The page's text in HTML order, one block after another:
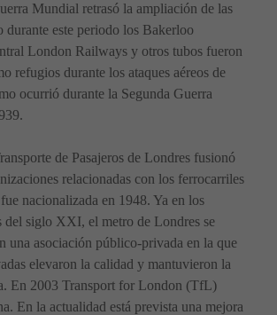
Mundial retrasó la ampliación de las
durante este periodo los Bakerloo
London Railways y otros tubos fueron
refugios durante los ataques aéreos de
ocurrió durante la Segunda Guerra
de Pasajeros de Londres fusionó
relacionadas con los ferrocarriles
nacionalizada en 1948. Ya en los
del siglo XXI, el metro de Londres se
una asociación público-privada en la que
elevaron la calidad y mantuvieron la
En 2003 Transport for London (TfL)
En la actualidad está prevista una mejora